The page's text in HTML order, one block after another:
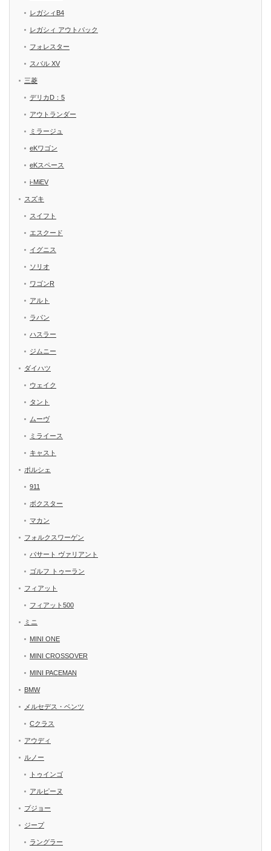
レガシィB4
レガシィ アウトバック
フォレスター
スバル XV
三菱
デリカD：5
アウトランダー
ミラージュ
eKワゴン
eKスペース
i-MiEV
スズキ
スイフト
エスクード
イグニス
ソリオ
ワゴンR
アルト
ラパン
ハスラー
ジムニー
ダイハツ
ウェイク
タント
ムーヴ
ミライース
キャスト
ポルシェ
911
ボクスター
マカン
フォルクスワーゲン
パサート ヴァリアント
ゴルフ トゥーラン
フィアット
フィアット500
ミニ
MINI ONE
MINI CROSSOVER
MINI PACEMAN
BMW
メルセデス・ベンツ
Cクラス
アウディ
ルノー
トゥインゴ
アルピーヌ
プジョー
ジープ
ラングラー